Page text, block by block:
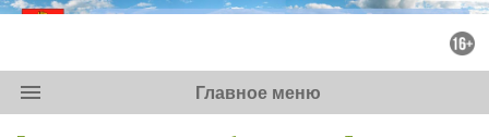
menu Главное меню